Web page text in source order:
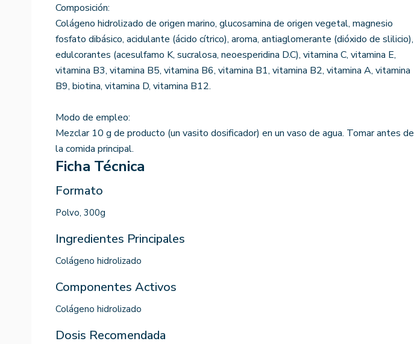
Composición:
Colágeno hidrolizado de origen marino, glucosamina de origen vegetal, magnesio
fosfato dibásico, acidulante (ácido cítrico), aroma, antiaglomerante (dióxido de slilicio),
edulcorantes (acesulfamo K, sucralosa, neoesperidina D.C), vitamina C, vitamina E,
vitamina B3, vitamina B5, vitamina B6, vitamina B1, vitamina B2, vitamina A, vitamina
B9, biotina, vitamina D, vitamina B12.
Modo de empleo:
Mezclar 10 g de producto (un vasito dosificador) en un vaso de agua. Tomar antes de
la comida principal.
Ficha Técnica
Formato
Polvo, 300g
Ingredientes Principales
Colágeno hidrolizado
Componentes Activos
Colágeno hidrolizado
Dosis Recomendada